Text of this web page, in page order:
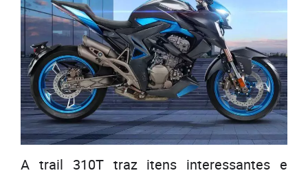
A trail 310T traz itens interessantes e